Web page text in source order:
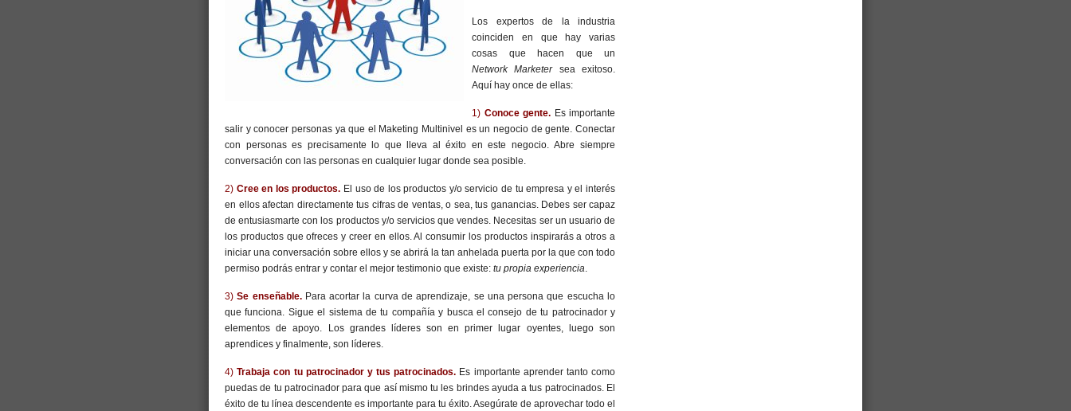
Los expertos de la industria
coinciden en que hay varias
cosas que hacen que un
Network Marketersea exitoso.
Aquí hay once de ellas:
1) Conoce gente. Es importante
salir y conocer personas ya que el Maketing Multinivel es un negocio de gente. Conectar
con personas es precisamente lo que lleva al éxito en este negocio. Abre siempre
conversación con las personas en cualquier lugar donde sea posible.
2) Cree en los productos. El uso de los productos y/o servicio de tu empresa y el interés
en ellos afectan directamente tus cifras de ventas, o sea, tus ganancias. Debes ser capaz
de entusiasmarte con los productos y/o servicios que vendes. Necesitas ser un usuario de
los productos que ofreces y creer en ellos. Al consumir los productos inspirarás a otros a
iniciar una conversación sobre ellos y se abrirá la tan anhelada puerta por la que con todo
permiso podrás entrar y contar el mejor testimonio que existe: tu propia experiencia.
3)Se enseñable. Para acortar la curva de aprendizaje, se una persona que escucha lo
que funciona. Sigue el sistema de tu compañía y busca el consejo de tu patrocinador y
elementos de apoyo. Los grandes líderes son en primer lugar oyentes, luego son
aprendices y finalmente, son líderes.
4)Trabaja con tu patrocinador y tus patrocinados. Es importante aprender tanto como
puedas de tu patrocinador para que así mismo tu les brindes ayuda a tus patrocinados. El
éxito de tu línea descendente es importante para tu éxito. Asegúrate de aprovechar todo el